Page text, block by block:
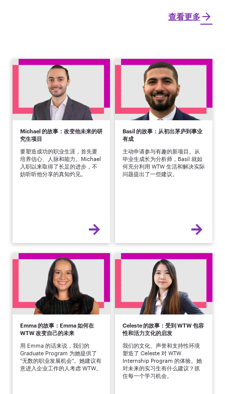
查看更多
Michael 的故事：改变他未来的研
究生项目
要塑造成功的职业生涯，首先要
培养信心、人脉和能力。Michael
入职以来取得了长足的进步，不
妨听听他分享的真知灼见。
Basil 的故事：从初出茅庐到事业
有成
主动申请参与有趣的新项目。从
毕业生成长为分析师，Basil 就如
何充分利用 WTW 生活和解决实际
问题提出了一些建议。
Emma 的故事：Emma 如何在
WTW 改变自己的未来
用 Emma 的话来说，我们的
Graduate Program 为她提供了
“无数的职业发展机会”。她建议有
意进入企业工作的人考虑 WTW。
Celeste 的故事：受到 WTW 包容
性和活力文化的启发
我们的文化、声誉和支持性环境
塑造了 Celeste 对 WTW
Internship Program 的体验。她
对未来的实习生有什么建议？抓
住每一个学习机会。